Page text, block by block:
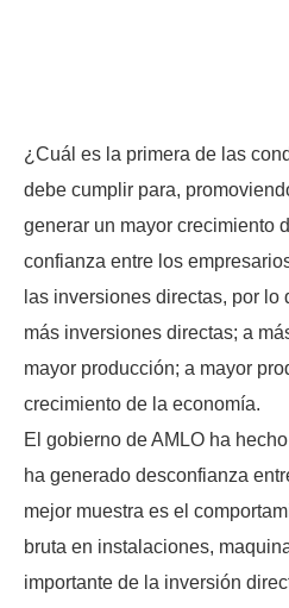
¿Cuál es la primera de las
debe cumplir para,
generar un mayor crecimiento
confianza entre los
las inversiones directas, por lo
más inversiones directas; a
mayor producción; a mayor
crecimiento de la economía.
El gobierno de AMLO ha
ha generado desconfianza
mejor muestra es el
bruta en instalaciones,
importante de la inversión